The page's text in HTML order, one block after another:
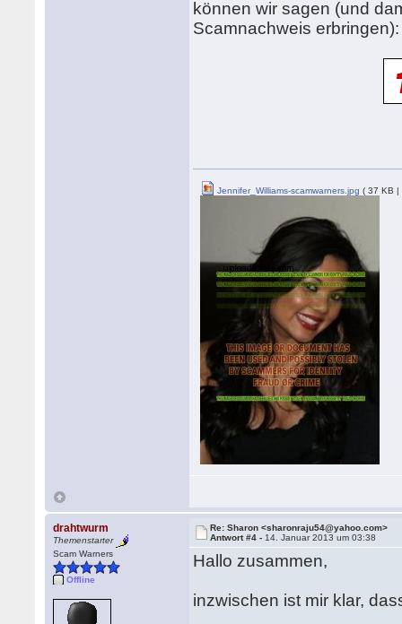
können wir sagen (und
Scamnachweis erbringen):
Jennifer_Williams-scamwarners.jpg ( 37 KB |
drahtwurm
Themenstarter
Scam Warners
Offline
Re: Sharon <sharonraju54@yahoo.com>
Antwort #4 - 14. Januar 2013 um 03:38
Hallo zusammen,
inzwischen ist mir klar,